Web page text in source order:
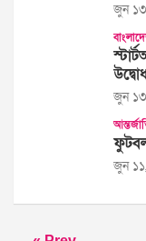
জুন
জুন
জুন